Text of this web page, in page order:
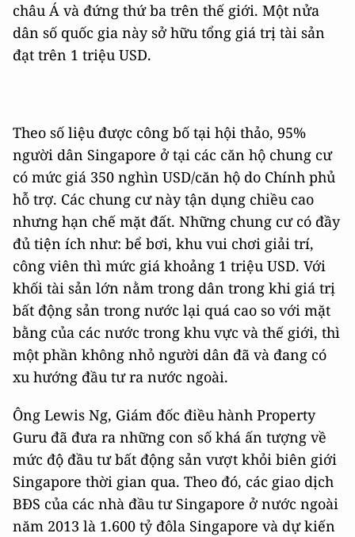
châu Á và đứng thứ ba trên thế giới. Một nửa
dân số quốc gia này sở hữu tổng giá trị tài sản
đạt trên 1 triệu USD.
Theo số liệu được công bố tại hội thảo, 95%
người dân Singapore ở tại các căn hộ chung cư
có mức giá 350 nghìn USD/căn hộ do Chính phủ
hỗ trợ. Các chung cư này tận dụng chiều cao
nhưng hạn chế mặt đất. Những chung cư có đầy
đủ tiện ích như: bể bơi, khu vui chơi giải trí,
công viên thì mức giá khoảng 1 triệu USD. Với
khối tài sản lớn nằm trong dân trong khi giá trị
bất động sản trong nước lại quá cao so với mặt
bằng của các nước trong khu vực và thế giới, thì
một phần không nhỏ người dân đã và đang có
xu hướng đầu tư ra nước ngoài.
Ông Lewis Ng, Giám đốc điều hành Property
Guru đã đưa ra những con số khá ấn tượng về
mức độ đầu tư bất động sản vượt khỏi biên giới
Singapore thời gian qua. Theo đó, các giao dịch
BĐS của các nhà đầu tư Singapore ở nước ngoài
năm 2013 là 1.600 tỷ đôla Singapore và dự kiến